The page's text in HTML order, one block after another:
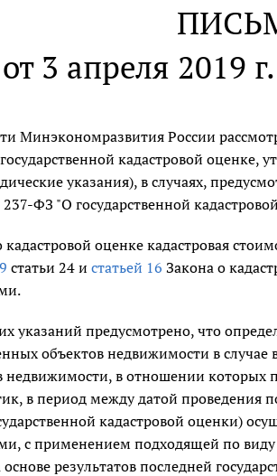
от 3 апреля 2019
Минэкономразвития России
кадастровой
указания), в случаях,
ФЗ "О государственной
кадастровой оценке кадастровая
статьи 24 и статьей 16 Закона о
указаний предусмотрено, что
объектов недвижимости в
недвижимости, в отношении
в период между датой проведения
кадастровой оценки)
с применением подходящей по
результатов последней